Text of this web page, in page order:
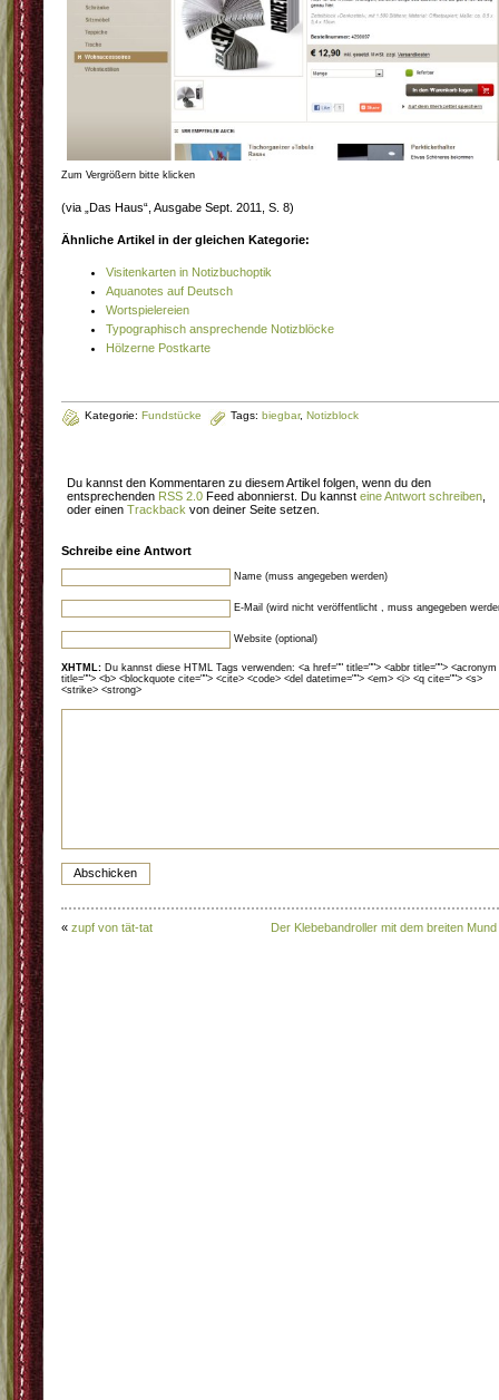
Zum Vergrößern bitte klicken
(via „Das Haus“, Ausgabe Sept. 2011, S. 8)
Ähnliche Artikel in der gleichen Kategorie:
Visitenkarten in Notizbuchoptik
Aquanotes auf Deutsch
Wortspielereien
Typographisch ansprechende Notizblöcke
Hölzerne Postkarte
Kategorie: Fundstücke Tags: biegbar, Notizblock
Du kannst den Kommentaren zu diesem Artikel folgen, wenn du den
entsprechenden RSS 2.0 Feed abonnierst. Du kannst eine Antwort schreiben
oder einen Trackback von deiner Seite setzen.
Schreibe eine Antwort
Name (muss angegeben werden)
E-Mail (wird nicht veröffentlicht , muss angegeben
Website (optional)
XHTML: Du kannst diese HTML Tags verwenden: <a href="" title=""> <abbr title=""> <acronym
title=""> <b> <blockquote cite=""> <cite> <code> <del datetime=""> <em> <i> <q cite=""> <s>
<strike> <strong>
« zupf von tät-tat Der Klebebandroller mit dem breiten Mund